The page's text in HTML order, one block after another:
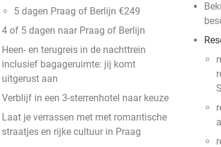
5 dagen Praag of Berlijn €249
4 of 5 dagen naar Praag of Berlijn
Heen- en terugreis in de nachttrein
inclusief bagageruimte: jij komt
uitgerust aan
Verblijf in een 3-sterrenhotel naar keuze
Laat je verrassen met met romantische
straatjes en rijke cultuur in Praag